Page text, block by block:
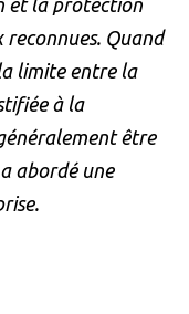
et la protection
Quand
limite entre la
à la
être
abordé une